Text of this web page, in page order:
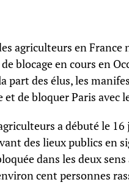
agriculteurs en France
blocage en cours en
part des élus, les
et de bloquer Paris avec
a débuté le
des lieux publics en
dans les deux
cent personnes